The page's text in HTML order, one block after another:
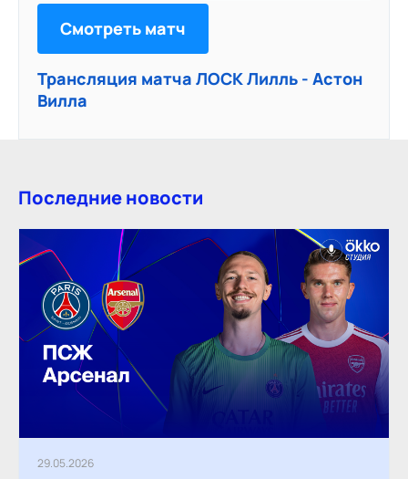
Смотреть матч
Трансляция матча ЛОСК Лилль - Астон
Вилла
Последние новости
29.05.2026